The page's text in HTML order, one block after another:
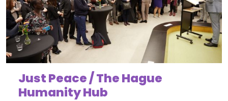
Just Peace / The Hague
Humanity Hub